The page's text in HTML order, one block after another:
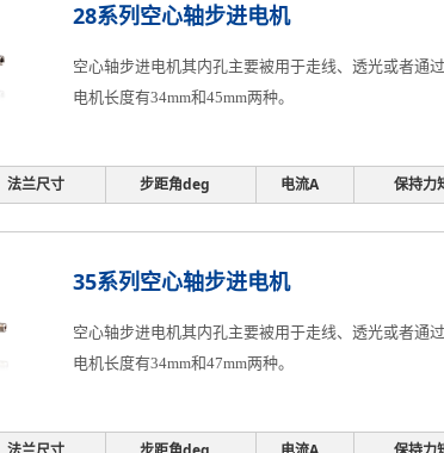
28系列空心轴步进电机
空心轴步进电机其内孔主要被用于走线、透光或者通
电机长度有34mm和45mm两种。
法兰尺寸 步距角deg 电流A 保持力
35系列空心轴步进电机
空心轴步进电机其内孔主要被用于走线、透光或者通
电机长度有34mm和47mm两种。